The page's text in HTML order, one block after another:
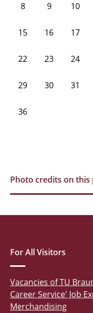
8 9 10
15 16 17
22 23 24
29 30 31
36
Photo credits on this
For All Visitors
Vacancies of TU
Career Service' Job
Merchandising